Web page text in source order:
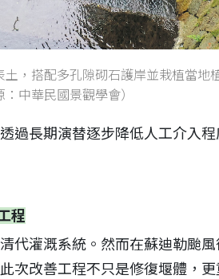
，搭配多孔隙砌石護岸並栽植當地
：中華民國景觀學會）
過長期演替逐步降低人工介入
程
代灌溉系統。然而在蘇迪勒颱
次改善工程不只是修復堰體，